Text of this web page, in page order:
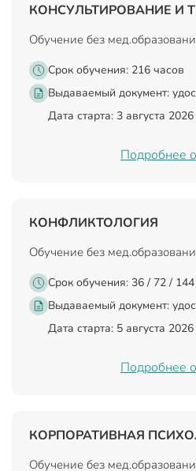
КОНСУЛЬТИРОВАНИЕ И
Обучение без
Срок обучения: 216 часов
Выдаваемый документ:
Дата старта: 3 августа 2026
Подробнее
КОНФЛИКТОЛОГИЯ
Обучение без
Срок обучения: 36 / 72 /
Выдаваемый документ:
Дата старта: 5 августа 2026
Подробнее
КОРПОРАТИВНАЯ
Обучение без